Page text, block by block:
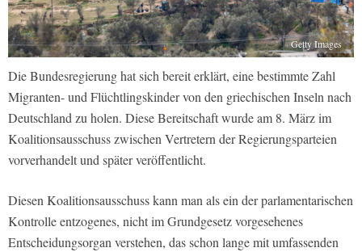
Getty Images
Die Bundesregierung hat sich bereit erklärt, eine bestimmte Zahl
Migranten- und Flüchtlingskinder von den griechischen Inseln nach
Deutschland zu holen. Diese Bereitschaft wurde am 8. März im
Koalitionsausschuss zwischen Vertretern der Regierungsparteien
vorverhandelt und später veröffentlicht.
Diesen Koalitionsausschuss kann man als ein der parlamentarischen
Kontrolle entzogenes, nicht im Grundgesetz vorgesehenes
Entscheidungsorgan verstehen, das schon lange mit umfassenden